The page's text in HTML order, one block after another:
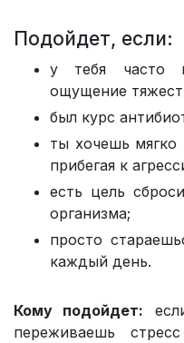
Подойдет, если:
у тебя часто
ощущение
был курс
ты хочешь мягко
прибегая к
есть цель
организма;
просто
каждый день.
Кому подойдет:
переживаешь